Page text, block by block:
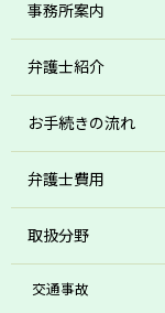
事務所案内
弁護士紹介
お手続きの流れ
弁護士費用
取扱分野
交通事故